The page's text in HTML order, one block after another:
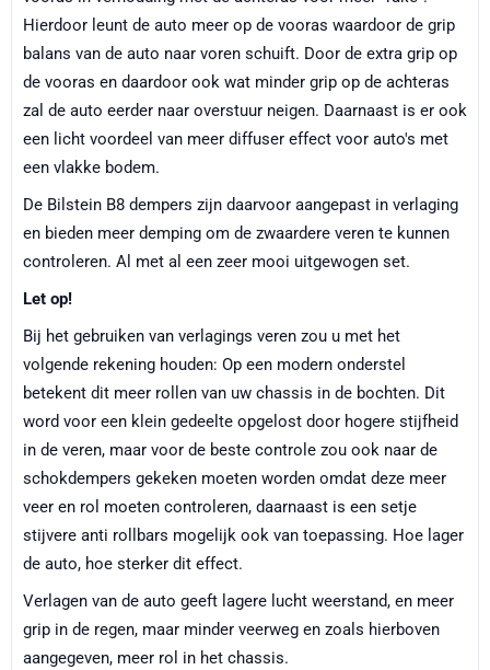
Hierdoor leunt de auto meer op de vooras waardoor de grip
balans van de auto naar voren schuift. Door de extra grip op
de vooras en daardoor ook wat minder grip op de achteras
zal de auto eerder naar overstuur neigen. Daarnaast is er ook
een licht voordeel van meer diffuser effect voor auto's met
een vlakke bodem.
De Bilstein B8 dempers zijn daarvoor aangepast in verlaging
en bieden meer demping om de zwaardere veren te kunnen
controleren. Al met al een zeer mooi uitgewogen set.
Let op!
Bij het gebruiken van verlagings veren zou u met het
volgende rekening houden: Op een modern onderstel
betekent dit meer rollen van uw chassis in de bochten. Dit
word voor een klein gedeelte opgelost door hogere stijfheid
in de veren, maar voor de beste controle zou ook naar de
schokdempers gekeken moeten worden omdat deze meer
veer en rol moeten controleren, daarnaast is een setje
stijvere anti rollbars mogelijk ook van toepassing. Hoe lager
de auto, hoe sterker dit effect.
Verlagen van de auto geeft lagere lucht weerstand, en meer
grip in de regen, maar minder veerweg en zoals hierboven
aangegeven, meer rol in het chassis.